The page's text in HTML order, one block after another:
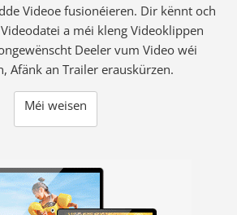
Videoe fusionéieren. Dir kënnt och
a méi kleng Videoklippen
Deeler vum Video wéi
Afänk an Trailer erauskürzen.
Méi weisen